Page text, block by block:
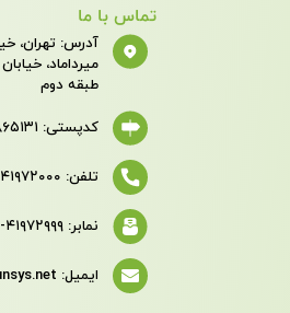
تماس با ما
آدرس: تهران،
طبقه دوم
کدپستی: ۱۹۶۸۸۶۵۱۳۱
تلفن: ۴۱۹۷۲۰۰۰-۰۲۱
نمابر: ۴۱۹۷۲۹۹۹-۰۲۱
ایمیل: info@shygunsys.net